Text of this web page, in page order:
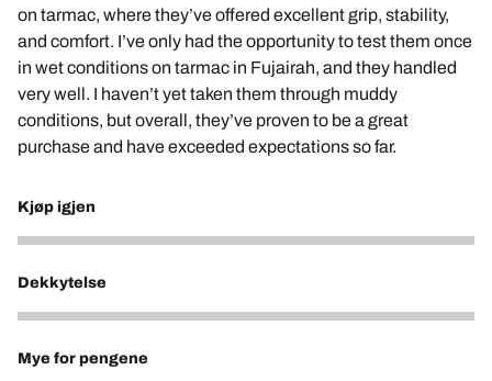
on tarmac, where they’ve offered excellent grip, stability,
and comfort. I’ve only had the opportunity to test them once
in wet conditions on tarmac in Fujairah, and they handled
very well. I haven’t yet taken them through muddy
conditions, but overall, they’ve proven to be a great
purchase and have exceeded expectations so far.
Kjøp igjen
5
Dekkytelse
5
Mye for pengene